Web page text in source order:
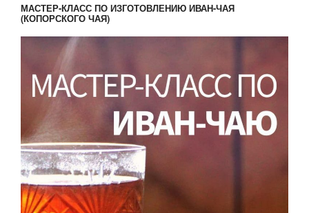
МАСТЕР-КЛАСС ПО ИЗГОТОВЛЕНИЮ ИВАН-ЧАЯ
(КОПОРСКОГО ЧАЯ)